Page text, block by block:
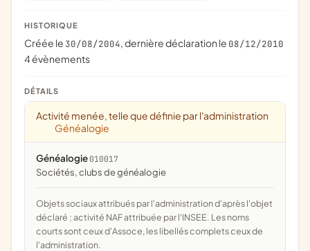
HISTORIQUE
Créée le 30/08/2004, dernière déclaration le 08/12/2010
4 évènements
DÉTAILS
Activité menée, telle que définie par l'administration
Généalogie
Généalogie 010017
sociétés, clubs de généalogie
Objets sociaux attribués par l'administration d'après l'objet
déclaré ; activité NAF attribuée par l'INSEE. Les noms
courts sont ceux d'Assoce, les libellés complets ceux de
l'administration.